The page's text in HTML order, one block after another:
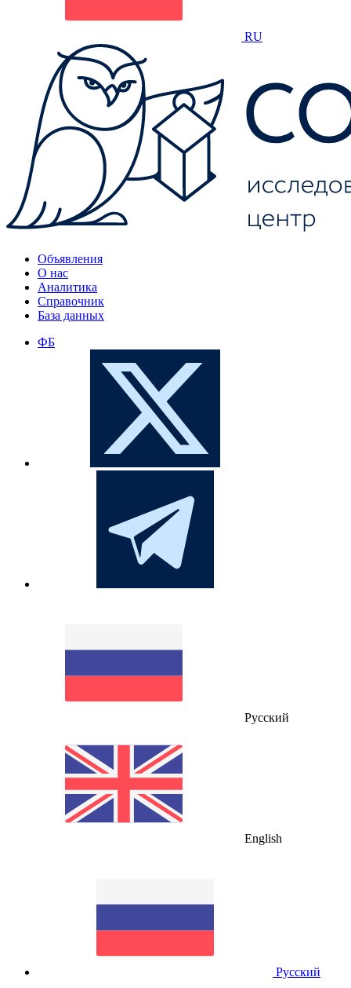
RU
Объявления
О нас
Аналитика
Справочник
База данных
ФБ
Русский
English
Русский